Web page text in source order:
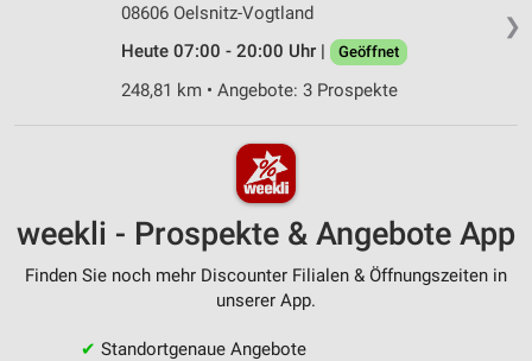
❯
08606 Oelsnitz-Vogtland
Heute 07:00 - 20:00 Uhr |
Geöffnet
248,81 km • Angebote: 3 Prospekte
weekli - Prospekte & Angebote App
Finden Sie noch mehr Discounter Filialen & Öffnungszeiten in
unserer App.
✔ Standortgenaue Angebote